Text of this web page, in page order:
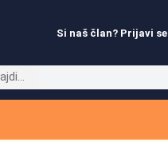
Si naš član? Prijavi se